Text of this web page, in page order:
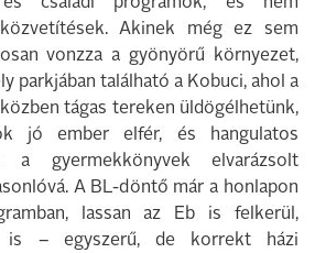
Akinek még ez sem
vonzza a gyönyörű környezet,
parkjában található a Kobuci, ahol a
tágas tereken üldögélhetünk,
jó ember elfér, és hangulatos
a gyermekkönyvek elvarázsolt
A BL-döntő már a honlapon
lassan az Eb is felkerül,
is – egyszerű, de korrekt házi